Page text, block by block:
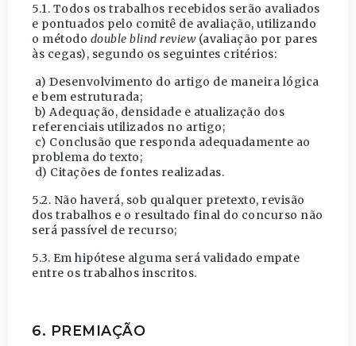
5.1. Todos os trabalhos recebidos serão avaliados
e pontuados pelo comitê de avaliação, utilizando
o método double blind review(avaliação por pares
às cegas), segundo os seguintes critérios:
a) Desenvolvimento do artigo de maneira lógica
e bem estruturada;
b) Adequação, densidade e atualização dos
referenciais utilizados no artigo;
c) Conclusão que responda adequadamente ao
problema do texto;
d) Citações de fontes realizadas.
5.2. Não haverá, sob qualquer pretexto, revisão
dos trabalhos e o resultado final do concurso não
será passível de recurso;
5.3. Em hipótese alguma será validado empate
entre os trabalhos inscritos.
6. PREMIAÇÃO